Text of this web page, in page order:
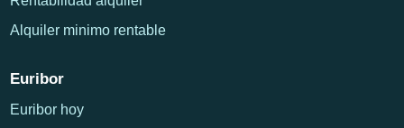
Alquiler minimo rentable
Euribor
Euribor hoy